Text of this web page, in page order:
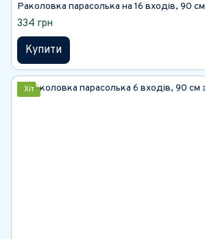
Раколовка парасолька на 16 входів, 90 см
334 грн
Купити
Хіт